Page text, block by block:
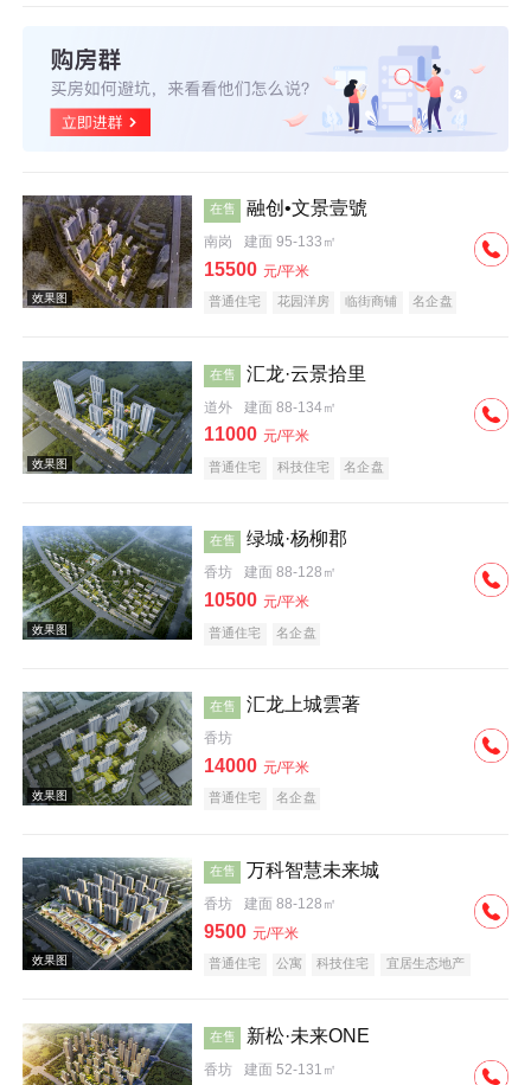
效果图
在售 融创•文景壹號
南岗 建面 95-133㎡
15500 元/平米
普通住宅 花园洋房 临街商铺 名企盘
效果图
在售 汇龙·云景拾里
道外 建面 88-134㎡
11000 元/平米
普通住宅 科技住宅 名企盘
效果图
在售 绿城·杨柳郡
香坊 建面 88-128㎡
10500 元/平米
普通住宅 名企盘
在售 汇龙上城雲著
香坊
14000 元/平米
普通住宅 名企盘
在售 万科智慧未来城
香坊 建面 88-128㎡
9500 元/平米
普通住宅 公寓 科技住宅
宜居生态地产
在售 新松·未来ONE
香坊 建面 52-131㎡